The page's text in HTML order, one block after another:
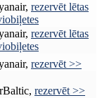
rezervēt lētas
rezervēt lētas
rezervēt >>
rezervēt >>